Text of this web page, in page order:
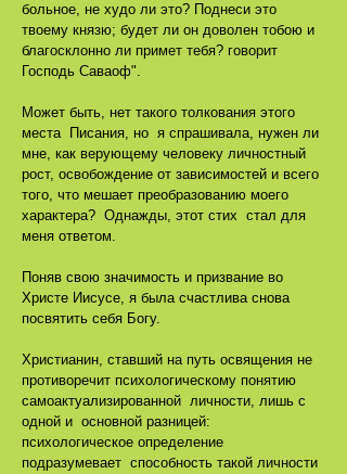
больное, не худо ли это? Поднеси это
твоему князю; будет ли он доволен тобою и
благосклонно ли примет тебя? говорит
Господь Саваоф".
Может быть, нет такого толкования этого
места Писания, но я спрашивала, нужен ли
мне, как верующему человеку личностный
рост, освобождение от зависимостей и всего
того, что мешает преобразованию моего
характера? Однажды, этот стих стал для
меня ответом.
Поняв свою значимость и призвание во
Христе Иисусе, я была счастлива снова
посвятить себя Богу.
Христианин, ставший на путь освящения не
противоречит психологическому понятию
самоактуализированной личности, лишь с
одной и основной разницей:
психологическое определение
подразумевает способность такой личности